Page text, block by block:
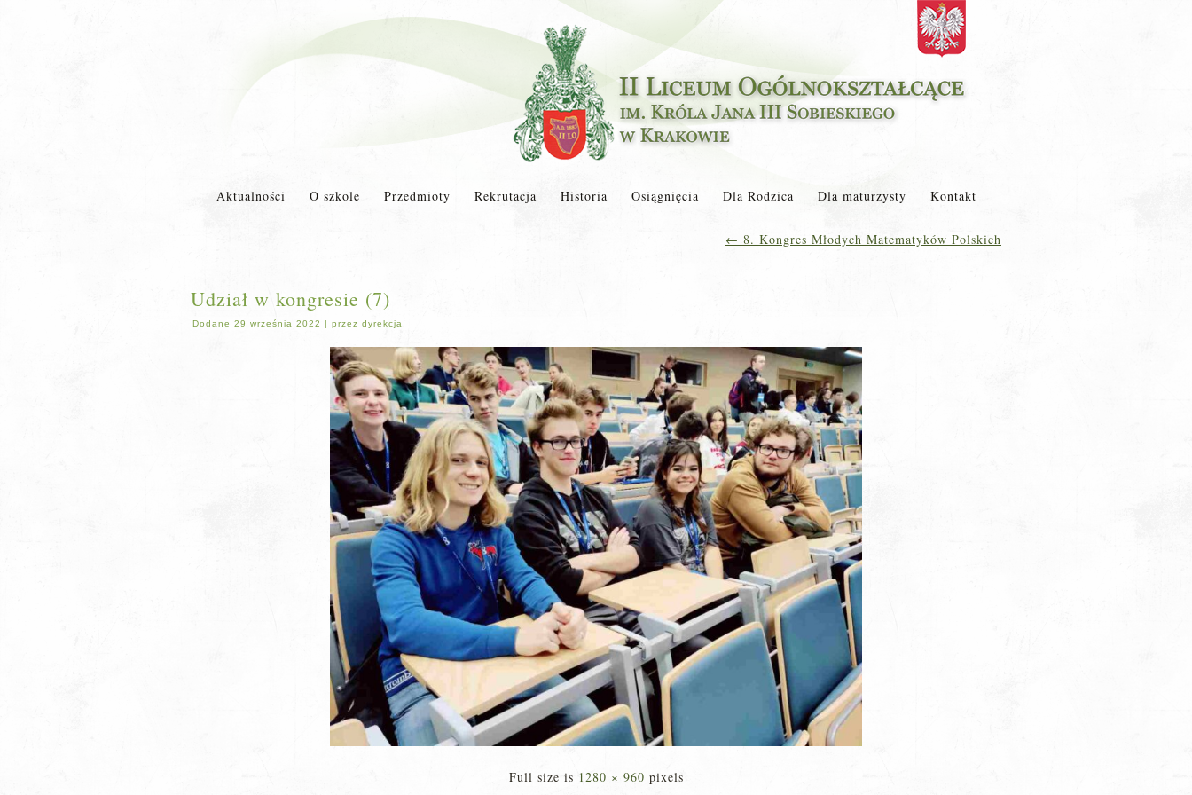
Aktualności O szkole Przedmioty Rekrutacja Historia Osiągnięcia Dla Rodzica Dla maturzysty Kontakt
← 8. Kongres Młodych Matematyków Polskich
Udział w kongresie (7)
Dodane 29 września 2022 | przez dyrekcja
Full size is 1280 × 960 pixels